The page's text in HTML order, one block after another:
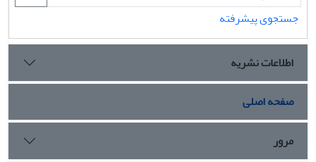
جستجوی پیشرفته
اطلاعات نشریه
صفحه اصلی
مرور